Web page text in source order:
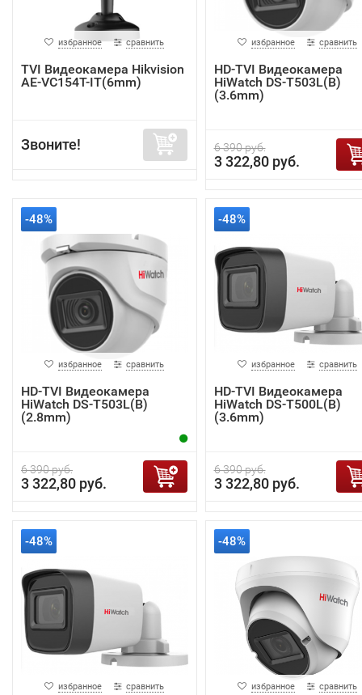
избранное сравнить
TVI Видеокамера Hikvision
AE-VC154T-IT(6mm)
Звоните!
избранное сравнить
HD-TVI Видеокамера
HiWatch DS-T503L(B)
(3.6mm)
6 390 руб.
3 322,80 руб.
-48%
избранное сравнить
HD-TVI Видеокамера
HiWatch DS-T503L(B)
(2.8mm)
6 390 руб.
3 322,80 руб.
-48%
избранное сравнить
HD-TVI Видеокамера
HiWatch DS-T500L(B)
(3.6mm)
6 390 руб.
3 322,80 руб.
-48%
избранное сравнить
-48%
избранное сравнить